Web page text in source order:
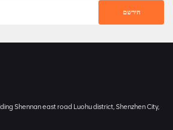
Shennan east road Luohu district, Shenzhen City,